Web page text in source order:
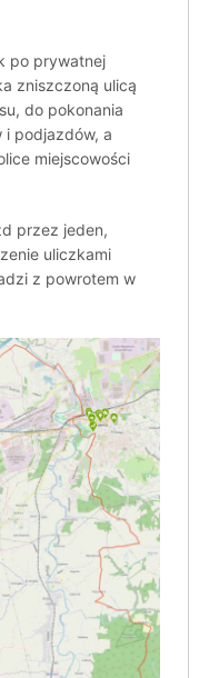
po prywatnej
zniszczoną ulicą
do pokonania
podjazdów, a
miejscowości
przez jeden,
uliczkami
z powrotem w